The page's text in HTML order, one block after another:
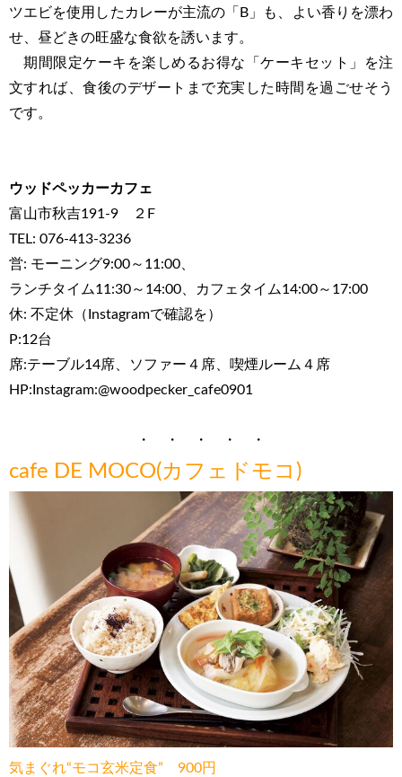
ツエビを使用したカレーが主流の「B」も、よい香りを漂わ
せ、昼どきの旺盛な食欲を誘います。
期間限定ケーキを楽しめるお得な「ケーキセット」を注
文すれば、食後のデザートまで充実した時間を過ごせそう
です。
ウッドペッカーカフェ
富山市秋吉191-9 ２F
TEL: 076-413-3236
営: モーニング9:00～11:00、
ランチタイム11:30～14:00、カフェタイム14:00～17:00
休: 不定休（Instagramで確認を）
P:12台
席:テーブル14席、ソファー４席、喫煙ルーム４席
HP:Instagram:@woodpecker_cafe0901
・ ・ ・ ・ ・
cafe DE MOCO(カフェドモコ)
気まぐれ“モコ玄米定食” 900円